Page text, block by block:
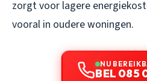
zorgt voor lagere
vooral in oudere woningen.
NU
BEL 085